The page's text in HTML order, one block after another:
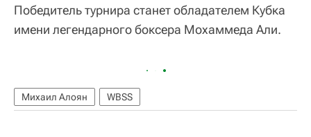
Победитель турнира станет обладателем Кубка
имени легендарного боксера Мохаммеда Али.
Михаил Алоян WBSS